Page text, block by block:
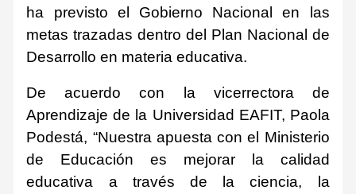
ha previsto el Gobierno Nacional en las
metas trazadas dentro del Plan Nacional de
Desarrollo en materia educativa.
De acuerdo con la vicerrectora de
Aprendizaje de la Universidad EAFIT, Paola
Podestá, “Nuestra apuesta con el Ministerio
de Educación es mejorar la calidad
educativa a través de la ciencia, la